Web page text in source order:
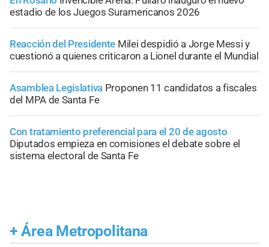
estadio de los Juegos Suramericanos 2026
Reacción del Presidente Milei despidió a Jorge Messi y
cuestionó a quienes criticaron a Lionel durante el Mundial
Asamblea Legislativa Proponen 11 candidatos a fiscales
del MPA de Santa Fe
Con tratamiento preferencial para el 20 de agosto
Diputados empieza en comisiones el debate sobre el
sistema electoral de Santa Fe
+ Área Metropolitana